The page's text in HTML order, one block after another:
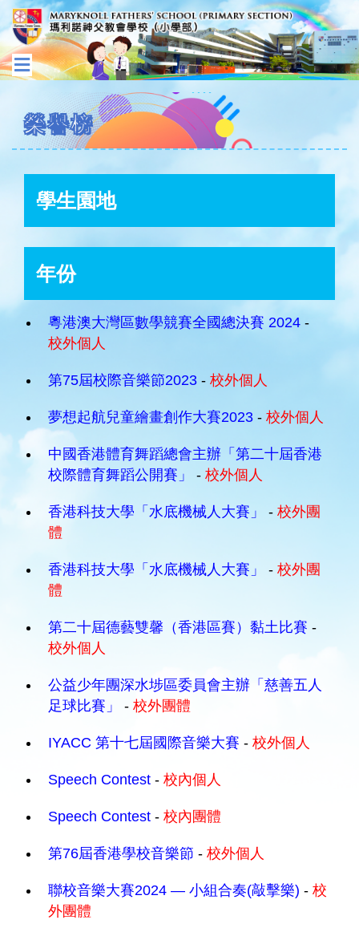
榮譽榜
學生園地
年份
粵港澳大灣區數學競賽全國總決賽 2024 -
校外個人
第75屆校際音樂節2023 - 校外個人
夢想起航兒童繪畫創作大賽2023 - 校外個人
中國香港體育舞蹈總會主辦「第二十屆香港
校際體育舞蹈公開賽」
- 校外個人
香港科技大學「水底機械人大賽」 - 校外團
體
香港科技大學「水底機械人大賽」 - 校外團
體
第二十屆德藝雙馨（香港區賽）黏土比賽 -
校外個人
公益少年團深水埗區委員會主辦「慈善五人
足球比賽」
- 校外團體
IYACC 第十七屆國際音樂大賽 - 校外個人
Speech Contest - 校內個人
Speech Contest - 校內團體
第76屆香港學校音樂節 - 校外個人
聯校音樂大賽2024 — 小組合奏(敲擊樂) - 校
外團體